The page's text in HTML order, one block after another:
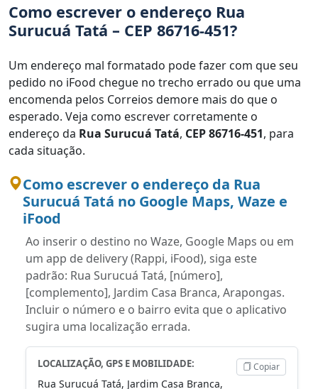
Como escrever o endereço Rua
Surucuá Tatá – CEP 86716-451?
Um endereço mal formatado pode fazer com que seu
pedido no iFood chegue no trecho errado ou que uma
encomenda pelos Correios demore mais do que o
esperado. Veja como escrever corretamente o
endereço da Rua Surucuá Tatá, CEP 86716-451, para
cada situação.
Como escrever o endereço da Rua
Surucuá Tatá no Google Maps, Waze e
iFood
Ao inserir o destino no Waze, Google Maps ou em
um app de delivery (Rappi, iFood), siga este
padrão: Rua Surucuá Tatá, [número],
[complemento], Jardim Casa Branca, Arapongas.
Incluir o número e o bairro evita que o aplicativo
sugira uma localização errada.
LOCALIZAÇÃO, GPS E MOBILIDADE:
Rua Surucuá Tatá, Jardim Casa Branca,
Copiar